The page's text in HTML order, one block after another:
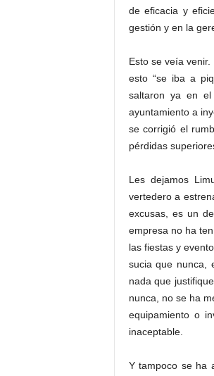
de eficacia y
gestión y en la
Esto se veía
esto “se iba a
saltaron ya en
ayuntamiento a
se corrigió el
pérdidas
Les dejamos
vertedero a
excusas, es un
empresa no ha
las fiestas y
sucia que nunca,
nada que
nunca, no se ha
equipamiento o
inaceptable.
Y tampoco se ha